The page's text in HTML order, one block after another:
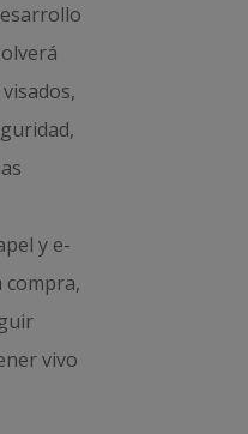
y e-
compra,
vivo